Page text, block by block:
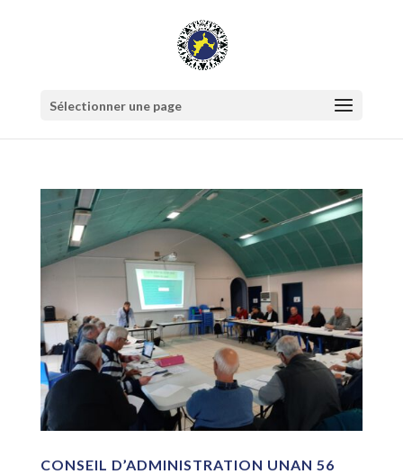
Sélectionner une page
CONSEIL D’ADMINISTRATION UNAN 56